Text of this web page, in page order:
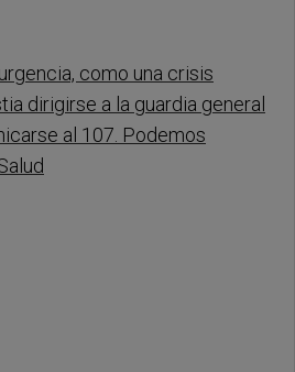
como una crisis
dirigirse a la guardia general
al 107. Podemos